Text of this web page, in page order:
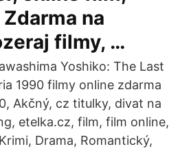
na
filmy, …
Yoshiko: The Last
1990 filmy online zdarma
Akčný, cz titulky, divat na
etelka.cz, film, film online,
Drama, Romantický,